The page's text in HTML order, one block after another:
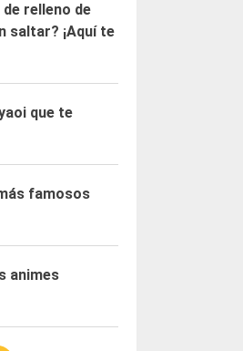
relleno de
saltar? ¡Aquí te
que te
famosos
animes